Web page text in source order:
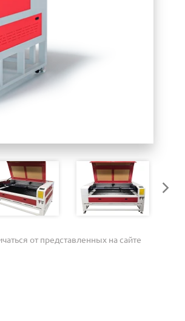
от представленных на сайте